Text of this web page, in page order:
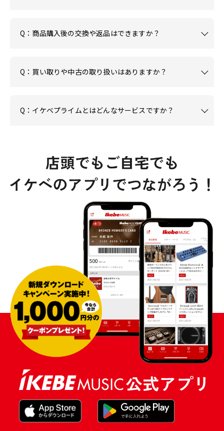
Q：商品購入後の交換や返品はできますか？
Q：買い取りや中古の取り扱いはありますか？
Q：イケベプライムとはどんなサービスですか？